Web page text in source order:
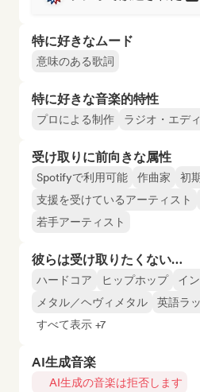
特に好きなムード
意味のある歌詞
特に好きな音楽的特性
プロによる制作 ラジオ・エデ
受け取りに前向きな属性
Spotifyで利用可能 作曲家
初
支援を受けているアーティスト
若手アーティスト
彼らは受け取りたくない…
ハードコア ヒップホップ
イ
メタル／ヘヴィメタル
英語ラ
すべて表示 +7
AI生成音楽
AI生成の音楽は拒否します